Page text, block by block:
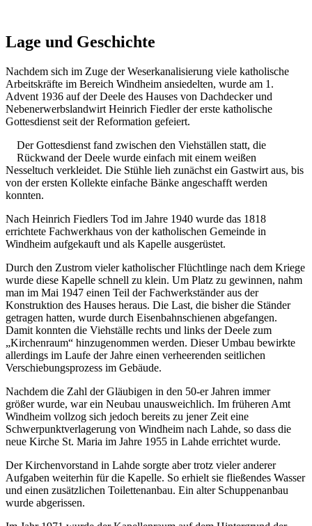
Lage und Geschichte
Nachdem sich im Zuge der Weserkanalisierung viele katholische
Arbeitskräfte im Bereich Windheim ansiedelten, wurde am 1.
Advent 1936 auf der Deele des Hauses von Dachdecker und
Nebenerwerbslandwirt Heinrich Fiedler der erste katholische
Gottesdienst seit der Reformation gefeiert.
Der Gottesdienst fand zwischen den Viehställen statt, die
Rückwand der Deele wurde einfach mit einem weißen
Nesseltuch verkleidet. Die Stühle lieh zunächst ein Gastwirt aus, bis
von der ersten Kollekte einfache Bänke angeschafft werden
konnten.
Nach Heinrich Fiedlers Tod im Jahre 1940 wurde das 1818
errichtete Fachwerkhaus von der katholischen Gemeinde in
Windheim aufgekauft und als Kapelle ausgerüstet.
Durch den Zustrom vieler katholischer Flüchtlinge nach dem Kriege
wurde diese Kapelle schnell zu klein. Um Platz zu gewinnen, nahm
man im Mai 1947 einen Teil der Fachwerkständer aus der
Konstruktion des Hauses heraus. Die Last, die bisher die Ständer
getragen hatten, wurde durch Eisenbahnschienen abgefangen.
Damit konnten die Viehställe rechts und links der Deele zum
„Kirchenraum“ hinzugenommen werden. Dieser Umbau bewirkte
allerdings im Laufe der Jahre einen verheerenden seitlichen
Verschiebungsprozess im Gebäude.
Nachdem die Zahl der Gläubigen in den 50-er Jahren immer
größer wurde, war ein Neubau unausweichlich. Im früheren Amt
Windheim vollzog sich jedoch bereits zu jener Zeit eine
Schwerpunktverlagerung von Windheim nach Lahde, so dass die
neue Kirche St. Maria im Jahre 1955 in Lahde errichtet wurde.
Der Kirchenvorstand in Lahde sorgte aber trotz vieler anderer
Aufgaben weiterhin für die Kapelle. So erhielt sie fließendes Wasser
und einen zusätzlichen Toilettenanbau. Ein alter Schuppenanbau
wurde abgerissen.